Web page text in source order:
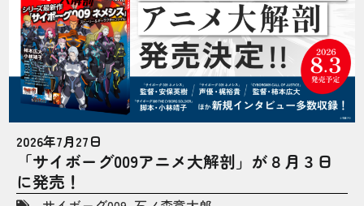
2026年7月27日
「サイボーグ009アニメ大解剖」が８月３日
に発売！